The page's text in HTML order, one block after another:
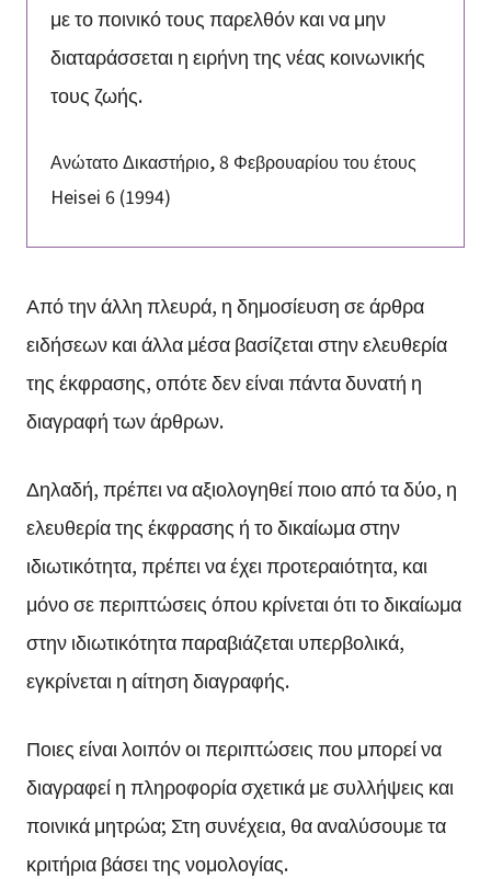
με το ποινικό τους παρελθόν και να μην
διαταράσσεται η ειρήνη της νέας κοινωνικής
τους ζωής.
Ανώτατο Δικαστήριο, 8 Φεβρουαρίου του έτους
Heisei 6 (1994)
Από την άλλη πλευρά, η δημοσίευση σε άρθρα
ειδήσεων και άλλα μέσα βασίζεται στην ελευθερία
της έκφρασης, οπότε δεν είναι πάντα δυνατή η
διαγραφή των άρθρων.
Δηλαδή, πρέπει να αξιολογηθεί ποιο από τα δύο, η
ελευθερία της έκφρασης ή το δικαίωμα στην
ιδιωτικότητα, πρέπει να έχει προτεραιότητα, και
μόνο σε περιπτώσεις όπου κρίνεται ότι το δικαίωμα
στην ιδιωτικότητα παραβιάζεται υπερβολικά,
εγκρίνεται η αίτηση διαγραφής.
Ποιες είναι λοιπόν οι περιπτώσεις που μπορεί να
διαγραφεί η πληροφορία σχετικά με συλλήψεις και
ποινικά μητρώα; Στη συνέχεια, θα αναλύσουμε τα
κριτήρια βάσει της νομολογίας.